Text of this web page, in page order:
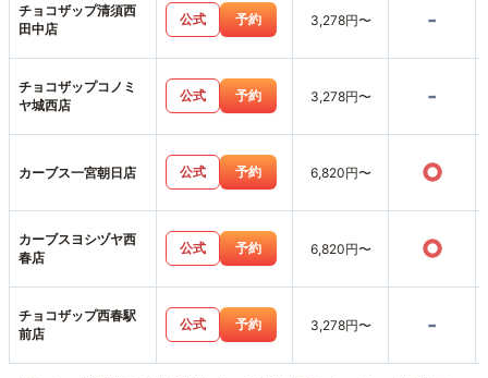
チョコザップ清須西
田中店
公式 予約 3,278円〜 -
チョコザップコノミ
ヤ城西店
公式 予約 3,278円〜 -
カーブス一宮朝日店 公式 予約 6,820円〜 ○
カーブスヨシヅヤ西
春店
公式 予約 6,820円〜 ○
チョコザップ西春駅
前店
公式 予約 3,278円〜 -